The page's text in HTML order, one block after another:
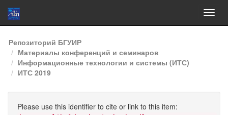
Skip
navigation
Репозиторий БГУИР
Материалы конференций и семинаров
Информационные технологии и системы (ИТС)
ИТС 2019
Please use this identifier to cite or link to this item: